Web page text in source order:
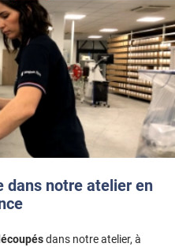
dans notre atelier en
dans notre atelier, à